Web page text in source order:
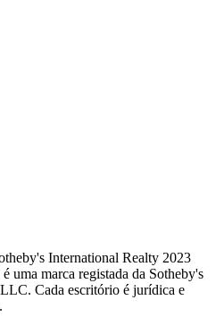
2023
uma marca registada da Sotheby's
Cada escritório é jurídica e